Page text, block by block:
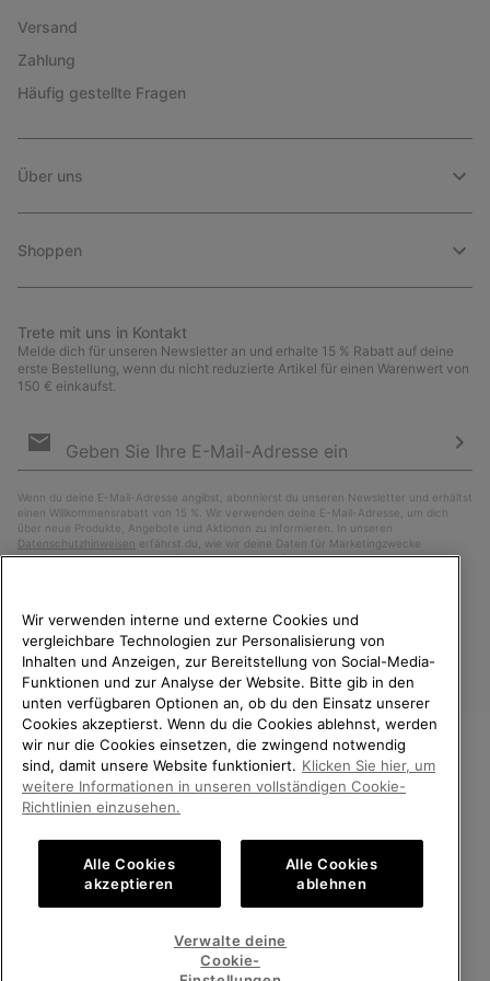
Versand
Zahlung
Häufig gestellte Fragen
Über uns
Shoppen
Trete mit uns in Kontakt
Melde dich für unseren Newsletter an und erhalte 15 % Rabatt auf deine
erste Bestellung, wenn du nicht reduzierte Artikel für einen Warenwert von
150 € einkaufst.
Anmeldung
Wenn du deine E-Mail-Adresse angibst, abonnierst du unseren Newsletter und erhältst
einen Willkommensrabatt von 15 %. Wir verwenden deine E-Mail-Adresse, um dich
über neue Produkte, Angebote und Aktionen zu informieren. In unseren
Datenschutzhinweisen erfährst du, wie wir deine Daten für Marketingzwecke
verarbeiten und wie du deine Zustimmung widerrufen kannst.
Österreich
©2026SOREL. Alle Rechte vorbehalten.
Datenschutz Nutzungsbedingungen
Allgemeine Verkaufsbedingungen Garantiebestimmungen
Impressum
Kundenservice: Mo- Fr. 9:00 - 13:00 & 14:00- 18:00 Uhr
WILLKOMMEN BEI SOREL.
BITTE WÄHLEN SIE IHR
LIEFERLAND.
Online-Einkauf verfügbar
Wir verwenden interne und externe Cookies und
vergleichbare Technologien zur Personalisierung von
Inhalten und Anzeigen, zur Bereitstellung von Social-Media-
Funktionen und zur Analyse der Website. Bitte gib in den
unten verfügbaren Optionen an, ob du den Einsatz unserer
Cookies akzeptierst. Wenn du die Cookies ablehnst, werden
wir nur die Cookies einsetzen, die zwingend notwendig
sind, damit unsere Website funktioniert. Klicken Sie hier, um
weitere Informationen in unseren vollständigen Cookie-
Richtlinien einzusehen.
Alle Cookies
akzeptieren
Alle Cookies
ablehnen
Verwalte deine
Cookie-